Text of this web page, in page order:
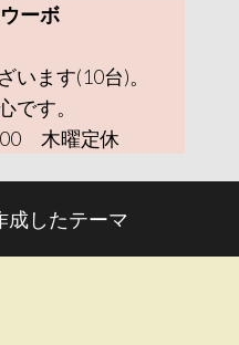
ーボ
ます(10台)。
です。
木曜定休
成したテーマ